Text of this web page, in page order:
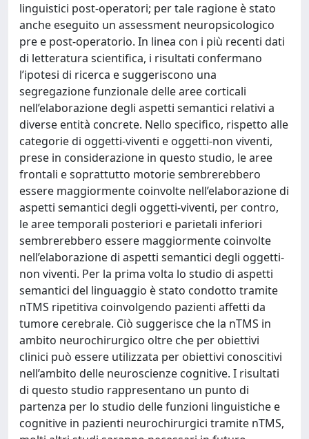
linguistici post-operatori; per tale ragione è stato
anche eseguito un assessment neuropsicologico
pre e post-operatorio. In linea con i più recenti dati
di letteratura scientifica, i risultati confermano
l’ipotesi di ricerca e suggeriscono una
segregazione funzionale delle aree corticali
nell’elaborazione degli aspetti semantici relativi a
diverse entità concrete. Nello specifico, rispetto alle
categorie di oggetti-viventi e oggetti-non viventi,
prese in considerazione in questo studio, le aree
frontali e soprattutto motorie sembrerebbero
essere maggiormente coinvolte nell’elaborazione di
aspetti semantici degli oggetti-viventi, per contro,
le aree temporali posteriori e parietali inferiori
sembrerebbero essere maggiormente coinvolte
nell’elaborazione di aspetti semantici degli oggetti-
non viventi. Per la prima volta lo studio di aspetti
semantici del linguaggio è stato condotto tramite
nTMS ripetitiva coinvolgendo pazienti affetti da
tumore cerebrale. Ciò suggerisce che la nTMS in
ambito neurochirurgico oltre che per obiettivi
clinici può essere utilizzata per obiettivi conoscitivi
nell’ambito delle neuroscienze cognitive. I risultati
di questo studio rappresentano un punto di
partenza per lo studio delle funzioni linguistiche e
cognitive in pazienti neurochirurgici tramite nTMS,